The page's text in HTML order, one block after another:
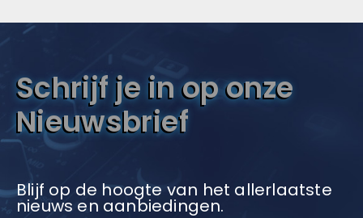
Schrijf je in op onze
Nieuwsbrief
Blijf op de hoogte van het allerlaatste
nieuws en aanbiedingen.